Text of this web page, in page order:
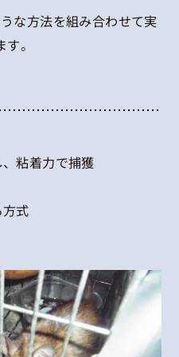
な方法を組み合わせて実
。
粘着力で捕獲
式